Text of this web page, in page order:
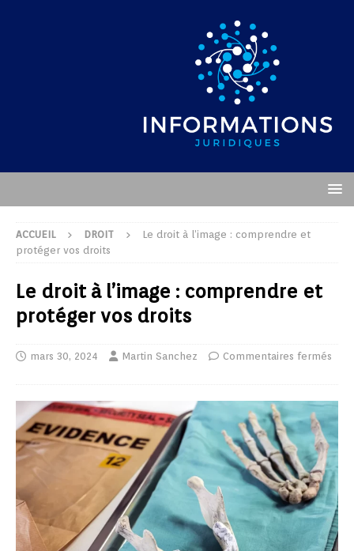
ACCUEIL DROIT
Le droit à l’image : comprendre et
protéger vos droits
Le droit à l’image : comprendre et
protéger vos droits
mars 30, 2024 Martin Sanchez Commentaires fermés